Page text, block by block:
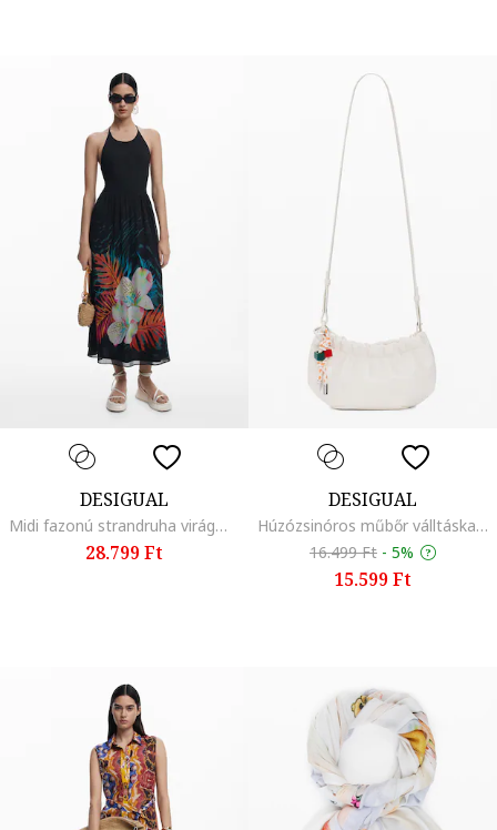
DESIGUAL
Midi fazonú strandruha virágmintával, Fekete
28.799 Ft
DESIGUAL
Húzózsinóros műbőr válltáska, Fehér
16.499 Ft - 5%
15.599 Ft